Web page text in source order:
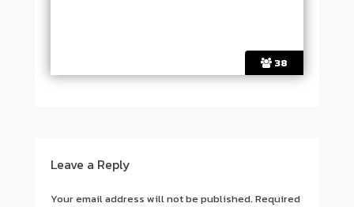
38
Leave a Reply
Your email address will not be published.Required